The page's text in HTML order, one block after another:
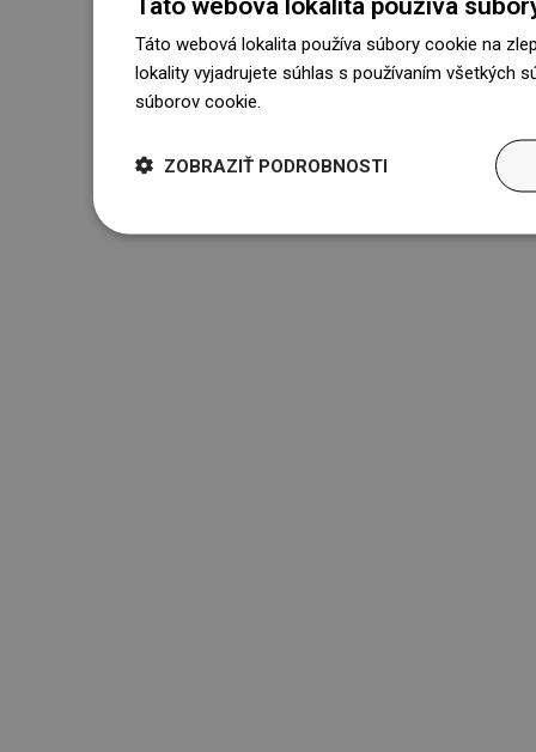
Táto webová lokalita používa súbory cookie na
lokality vyjadrujete súhlas s používaním všetkých
súborov cookie.
ZOBRAZIŤ PODROBNOSTI